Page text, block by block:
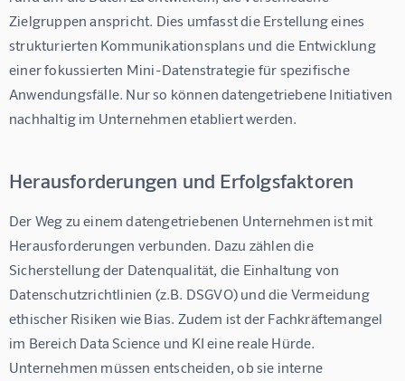
Zielgruppen anspricht. Dies umfasst die Erstellung eines
strukturierten Kommunikationsplans und die Entwicklung
einer fokussierten Mini-Datenstrategie für spezifische
Anwendungsfälle. Nur so können datengetriebene Initiativen
nachhaltig im Unternehmen etabliert werden.
Herausforderungen und Erfolgsfaktoren
Der Weg zu einem datengetriebenen Unternehmen ist mit
Herausforderungen verbunden. Dazu zählen die
Sicherstellung der Datenqualität, die Einhaltung von
Datenschutzrichtlinien (z.B. DSGVO) und die Vermeidung
ethischer Risiken wie Bias. Zudem ist der Fachkräftemangel
im Bereich Data Science und KI eine reale Hürde.
Unternehmen müssen entscheiden, ob sie interne